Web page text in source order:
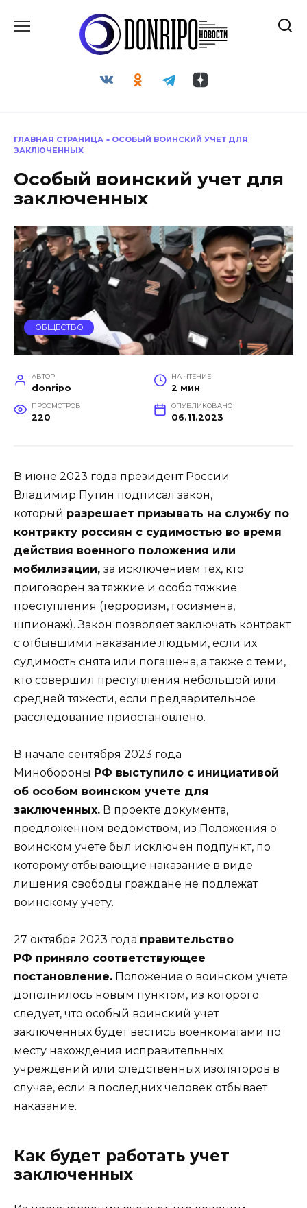
ГЛАВНАЯ СТРАНИЦА » ОСОБЫЙ ВОИНСКИЙ УЧЕТ ДЛЯ
ЗАКЛЮЧЕННЫХ
Особый воинский учет для
заключенных
ОБЩЕСТВО
АВТОР
donripo
НА ЧТЕНИЕ
2 мин
ПРОСМОТРОВ
220
ОПУБЛИКОВАНО
06.11.2023
В июне 2023 года президент России
Владимир Путин подписал закон,
который разрешает призывать на службу по
контракту россиян с судимостью во время
действия военного положения или
мобилизации, за исключением тех, кто
приговорен за тяжкие и особо тяжкие
преступления (терроризм, госизмена,
шпионаж). Закон позволяет заключать контракт
с отбывшими наказание людьми, если их
судимость снята или погашена, а также с теми,
кто совершил преступления небольшой или
средней тяжести, если предварительное
расследование приостановлено.
В начале сентября 2023 года
Минобороны РФ выступило с инициативой
об особом воинском учете для
заключенных. В проекте документа,
предложенном ведомством, из Положения о
воинском учете был исключен подпункт, по
которому отбывающие наказание в виде
лишения свободы граждане не подлежат
воинскому учету.
27 октября 2023 года правительство
РФ приняло соответствующее
постановление. Положение о воинском учете
дополнилось новым пунктом, из которого
следует, что особый воинский учет
заключенных будет вестись военкоматами по
месту нахождения исправительных
учреждений или следственных изоляторов в
случае, если в последних человек отбывает
наказание.
Как будет работать учет
заключенных